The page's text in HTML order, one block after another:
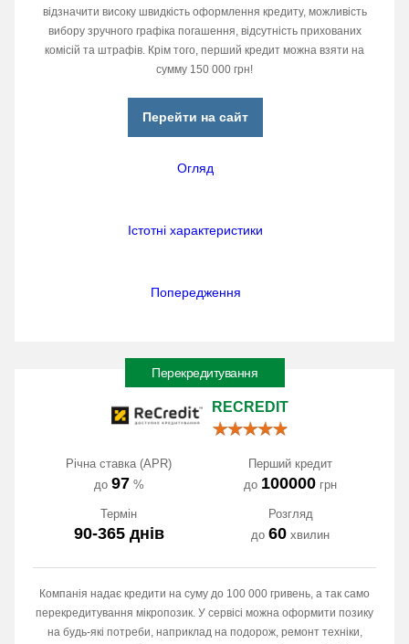
відзначити високу швидкість оформлення кредиту, можливість
вибору зручного графіка погашення, відсутність прихованих
комісій та штрафів. Крім того, перший кредит можна взяти на
сумму 150 000 грн!
Перейти на сайт
Огляд
Істотні характеристики
Попередження
Перекредитування
RECREDIT
Річна ставка (APR)
до 97 %
Перший кредит
до 100000 грн
Термін
90-365 днів
Розгляд
до 60 хвилин
Компанія надає кредити на суму до 100 000 гривень, а так само
перекредитування мікропозик. У сервісі можна оформити позику
на будь-які потреби, наприклад на подорож, ремонт техніки,